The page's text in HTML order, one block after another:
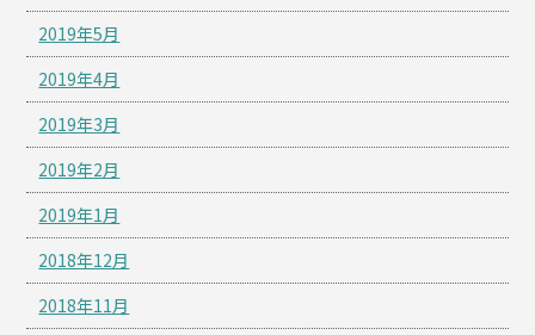
2019年5月
2019年4月
2019年3月
2019年2月
2019年1月
2018年12月
2018年11月